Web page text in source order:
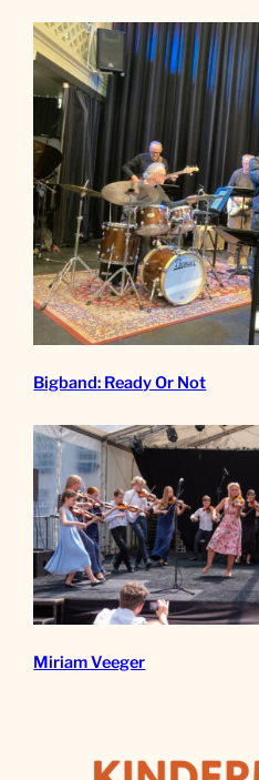
Bigband: Ready Or Not
Miriam Veeger